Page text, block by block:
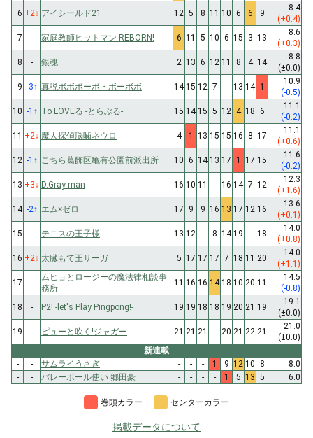
6 +2↓ アイシールド21 12 5 8 11 10 6 6 9
8.4
(+0.4)
7
- 家庭教師ヒットマン REBORN! 6 11 5 10 6 15 3 13
8.6
(+0.3)
8
- 銀魂 2 13 6 12 11 8 4 14
8.8
(±0.0)
9 -3↑ 真説ボボボーボ・ボーボボ 14 15 12 7 - 13 14 1
10.9
(-0.5)
10 -1 ↑ To LOVEる -とらぶる- 15 14 15 5 12 4 18 6
11.1
(-0.2)
11 +2↓ 魔人探偵脳噛ネウロ 4 1 13 15 15 16 8 17
11.1
(+0.6)
12 -1 ↑ こちら葛飾区亀有公園前派出所 10 6 14 13 17 1 17 15
11.6
(-0.2)
13 +3↓ D.Gray-man 16 10 11 - 16 14 7 12
12.3
(+1.6)
14 -2↑ エム×ゼロ 17 9 9 16 13 17 12 16
13.6
(+0.1)
15
- テニスの王子様 13 12 - 8 14 19 - 18
14.0
(+0.8)
16 +2↓ 太臓もて王サーガ 5 17 17 17 7 18 11 20
14.0
(+1.1)
17
-
ムヒョとロージーの魔法律相談事
務所
11 16 16 14 18 10 20 11
14.5
(-0.8)
18
- P2! -let's Play Pingpong!- 19 19 18 18 19 20 21 19
19.1
(±0.0)
19
- ピューと吹く!ジャガー 21 21 21 - 20 21 22 21
21.0
(±0.0)
新連載
-
- サムライうさぎ - - - 1 9 12 10 8
8.0
-
- バレーボール使い 郷田豪 - - - - 1 5 13 5 6.0
巻頭カラー センターカラー
掲載データについて